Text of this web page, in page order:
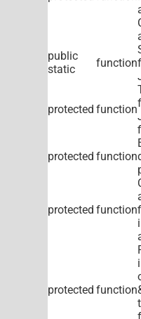
public
static
function
protected function
protected function
protected function
protected function